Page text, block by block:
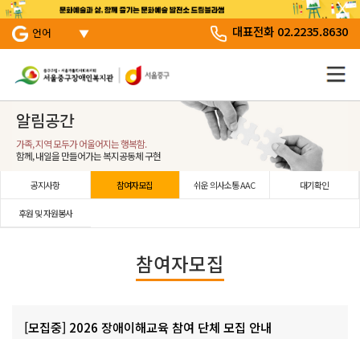
본문 바로 가기
서브 메뉴 바로가기
주 메뉴 바로 가기
언어 대표전화 02.2235.8630
알림공간
가족, 지역 모두가 어울어지는 행복함.
함께, 내일을 만들어가는 복지공동체 구현
공지사항 참여자모집 쉬운 의사소통 AAC 대기확인
후원 및 자원봉사
참여자모집
[모집중] 2026 장애이해교육 참여 단체 모집 안내